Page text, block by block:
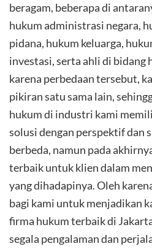
beragam, beberapa di
hukum administrasi negara,
pidana, hukum keluarga,
investasi, serta ahli di bidang
karena perbedaan tersebut,
pikiran satu sama lain,
hukum di industri kami
solusi dengan perspektif dan
berbeda, namun pada
terbaik untuk klien dalam
yang dihadapinya. Oleh
bagi kami untuk menjadikan
firma hukum terbaik di
segala pengalaman dan